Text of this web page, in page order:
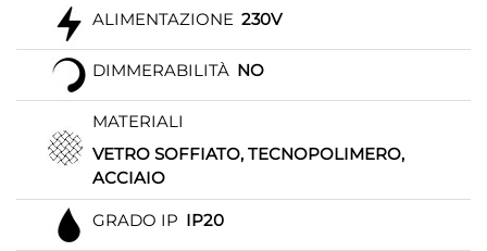
ALIMENTAZIONE 230V
DIMMERABILITÀ NO
MATERIALI
VETRO SOFFIATO, TECNOPOLIMERO,
ACCIAIO
GRADO IP IP20